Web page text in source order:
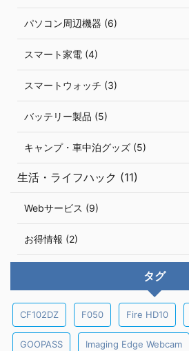
パソコン周辺機器 (6)
スマート家電 (4)
スマートウォッチ (3)
バッテリー製品 (5)
キャンプ・車中泊グッズ (5)
生活・ライフハック (11)
Webサービス (9)
お得情報 (2)
タグ
CF102DZ F050 Fire HD10
GOOPASS Imaging Edge Webcam